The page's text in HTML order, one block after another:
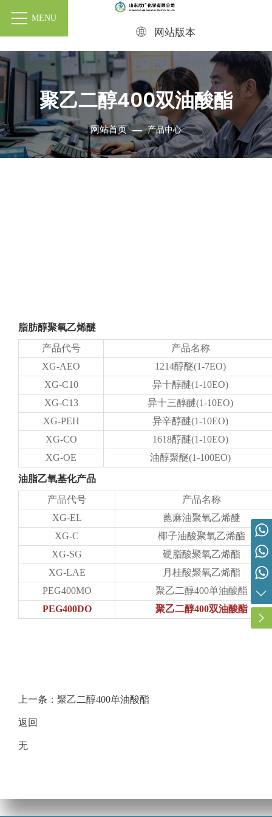
MENU
网站版本
聚乙二醇400双油酸酯
网站首页 产品中心
脂肪醇聚氧乙烯醚
产品代号
产品名称
XG-AEO
1214醇醚(1-7EO)
XG-C10
异十醇醚(1-10EO)
XG-C13
异十三醇醚(1-10EO)
XG-PEH
异辛醇醚(1-10EO)
XG-CO
1618醇醚(1-10EO)
XG-OE
油醇聚醚(1-100EO)
油脂乙氧基化产品
产品代号
产品名称
XG-EL
蓖麻油聚氧乙烯醚
XG-C
椰子油酸聚氧乙烯酯
XG-SG
硬脂酸聚氧乙烯酯
XG-LAE
月桂酸聚氧乙烯酯
PEG400MO
聚乙二醇400单油酸酯
PEG400DO
聚乙二醇400双油酸酯
上一条：聚乙二醇400单油酸酯
返回
无
营销总监 胡先生 19963113666
内贸：胡先生 19963113666
外贸：谢先生 15314357280
外贸：高女士 15066903533